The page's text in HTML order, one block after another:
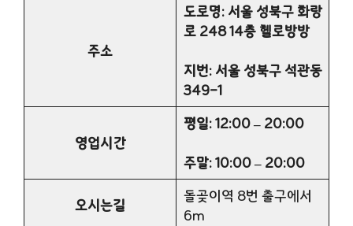
주소
도로명: 서울 성북구 화랑
로 248 14층 헬로방방
지번: 서울 성북구 석관동
349-1
영업시간
평일: 12:00 – 20:00
주말: 10:00 – 20:00
오시는길
돌곶이역 8번 출구에서
6m